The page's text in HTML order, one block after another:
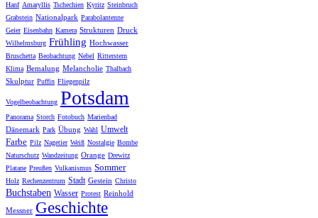
Hanf Amaryllis Tschechien Kyritz Steinbruch
Grabstein Nationalpark Parabolantenne
Geier Eisenbahn Kamera Strukturen Druck
Wilhelmsburg Frühling Hochwasser
Bruschetta Beobachtung Nebel Ritterstern
Klima Bemalung Melancholie Thalbach
Skulptur Puffin Fliegenpilz
Vogelbeobachtung Potsdam
Panorama Storch Fotobuch Marienbad
Dänemark Park Übung Wahl Umwelt
Farbe Pilz Nagetier Weiß Nostalgie Bombe
Naturschutz Wandzeitung Orange Drewitz
Platane Preußen Vulkanismus Sommer
Holz Rechenzentrum Stadt Gestein Christo
Buchstaben Wasser Protest Reinhold
Messner Geschichte